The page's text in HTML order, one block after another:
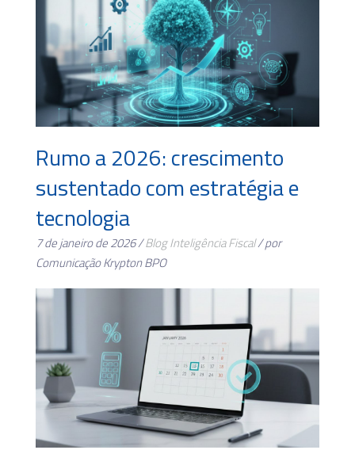
Rumo a 2026: crescimento
sustentado com estratégia e
tecnologia
7 de janeiro de 2026 /BlogInteligência Fiscal/ por
Comunicação Krypton BPO